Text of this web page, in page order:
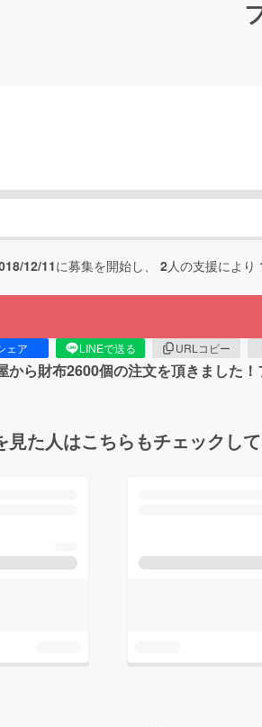
12/11に募集を開始し、 2人の支援により
ェア LINEで送る URLコピー
から財布2600個の注文を頂きました
見た人はこちらもチェックし